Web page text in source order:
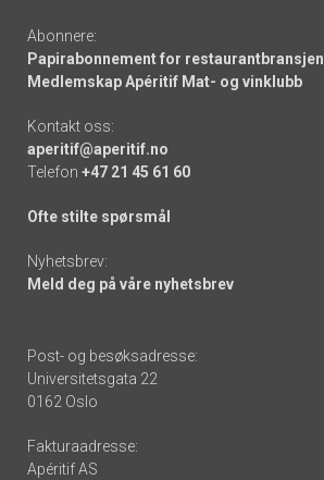
Abonnere:
Papirabonnement for restaurantbransjen
Medlemskap Apéritif Mat- og vinklubb
Kontakt oss:
aperitif@aperitif.no
Telefon +47 21 45 61 60
Ofte stilte spørsmål
Nyhetsbrev:
Meld deg på våre nyhetsbrev
Post- og besøksadresse:
Universitetsgata 22
0162 Oslo
Fakturaadresse:
Apéritif AS